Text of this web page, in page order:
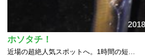
ホソタチ！
近場の超絶人気スポットへ。1時間の短…